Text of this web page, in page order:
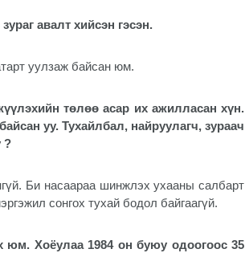
авалт хийсэн гэсэн.
уулзаж байсан юм.
төлөө асар их ажилласан хүн.
уу. Тухайлбал, найруулагч, зураач
?
Би насаараа шинжлэх ухааны салбарт
сонгох тухай бодол байгаагүй.
юм. Хоёулаа 1984 он буюу одоогоос 35